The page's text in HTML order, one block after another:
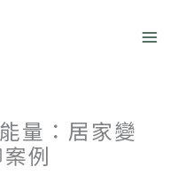
量：居家變
例